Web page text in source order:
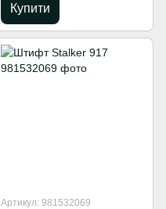
Купити
Артикул: 981532069